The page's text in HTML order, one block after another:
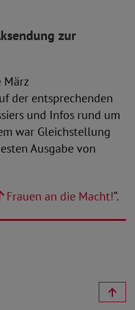
zur
März
der entsprechenden
und Infos rund um
war Gleichstellung
Ausgabe von
Frauen an die Macht!“.